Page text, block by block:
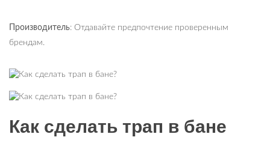
Производитель: Отдавайте предпочтение проверенным
брендам.
Как сделать трап в бане